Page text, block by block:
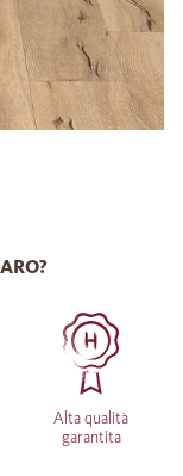
Alta qualità
garantita